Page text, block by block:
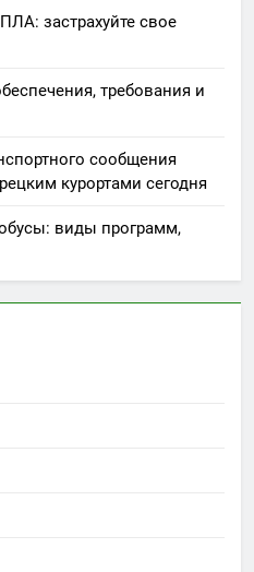
застрахуйте свое
требования и
сообщения
курортами сегодня
виды программ,